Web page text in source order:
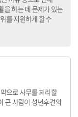
을 하는 데 문제가 있는
를 지원하게 할 수
으로 사무를 처리할
큰 사람이 성년후견의